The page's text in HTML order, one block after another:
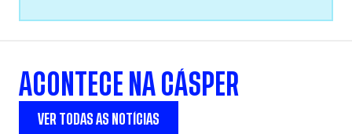
ACONTECE NA CÁSPER
VER TODAS AS NOTÍCIAS